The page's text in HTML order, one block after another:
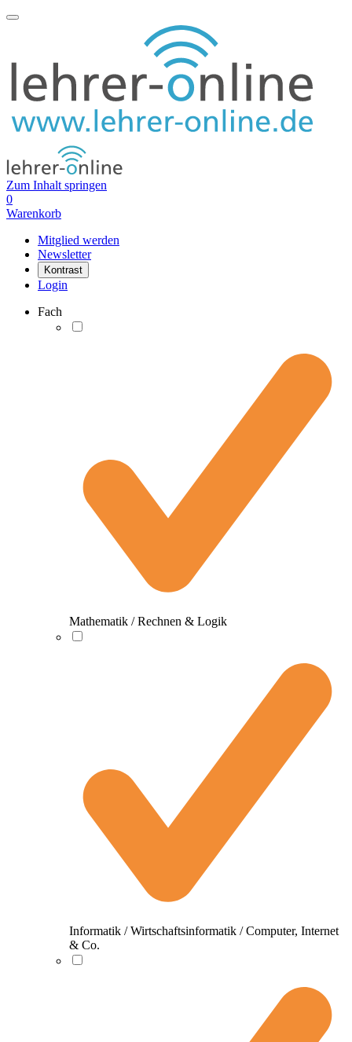
Zum Inhalt springen
0
Warenkorb
Mitglied werden
Newsletter
Kontrast
Login
Fach
Mathematik / Rechnen & Logik
Informatik / Wirtschaftsinformatik / Computer, Internet
& Co.